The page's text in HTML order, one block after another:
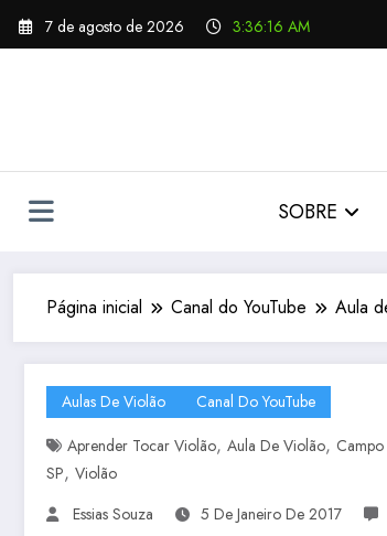
Pular
para
7 de agosto de 2026 3:36:17 AM
SOBRE
Página inicial Canal do YouTube Aula
Aulas De Violão
Canal Do YouTube
Aprender Tocar Violão, Aula De Violão,
SP, Violão
Essias Souza
5 De Janeiro De 2017